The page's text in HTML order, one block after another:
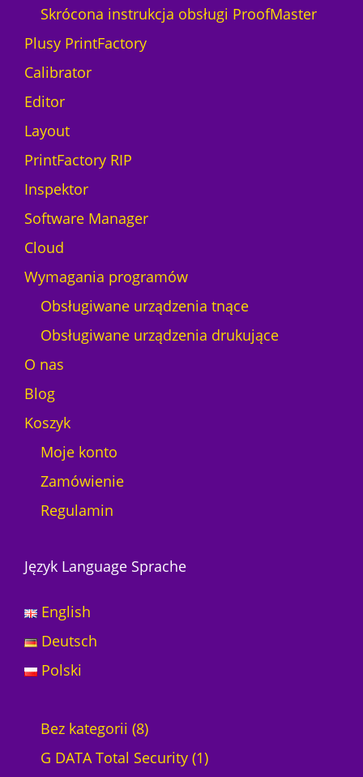
Skrócona instrukcja obsługi ProofMaster
Plusy PrintFactory
Calibrator
Editor
Layout
PrintFactory RIP
Inspektor
Software Manager
Cloud
Wymagania programów
Obsługiwane urządzenia tnące
Obsługiwane urządzenia drukujące
O nas
Blog
Koszyk
Moje konto
Zamówienie
Regulamin
Język Language Sprache
English
Deutsch
Polski
Bez kategorii 88
p
G DATA Total Security 11